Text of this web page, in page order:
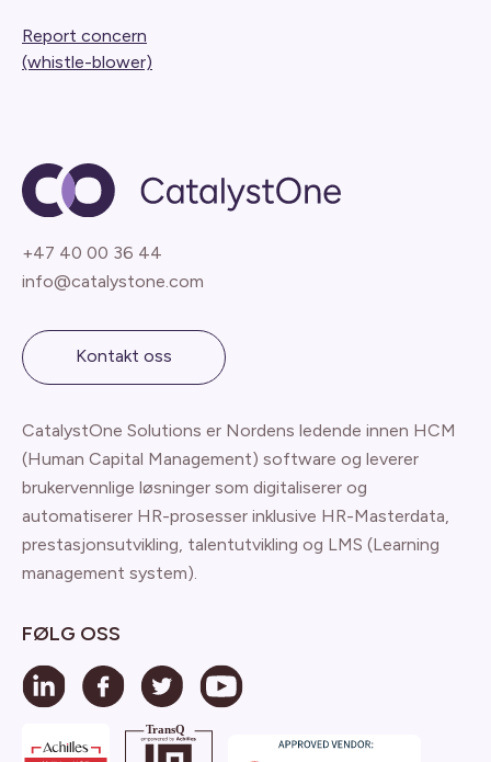
Report concern
(whistle-blower)
+47 40 00 36 44
info@catalystone.com
Kontakt oss
CatalystOne Solutions er Nordens ledende innen HCM
(Human Capital Management) software og leverer
brukervennlige løsninger som digitaliserer og
automatiserer HR-prosesser inklusive HR-Masterdata,
prestasjonsutvikling, talentutvikling og LMS (Learning
management system).
FØLG OSS